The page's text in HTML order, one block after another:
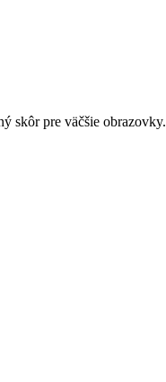
skôr pre väčšie obrazovky.